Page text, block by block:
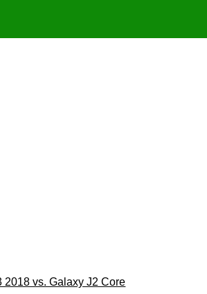
2018 vs. Galaxy J2 Core